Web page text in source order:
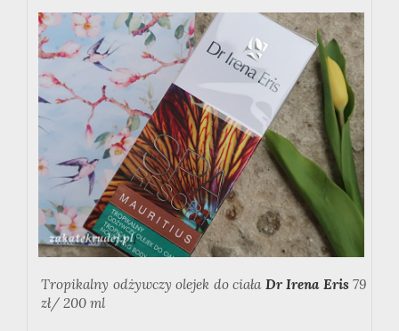
Tropikalny odżywczy olejek do ciała Dr Irena Eris79
zł/ 200 ml